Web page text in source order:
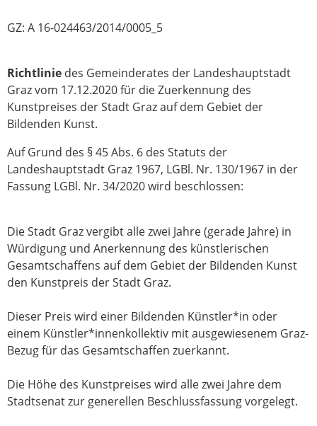
GZ: A 16-024463/2014/0005_5
Richtlinie des Gemeinderates der Landeshauptstadt
Graz vom 17.12.2020 für die Zuerkennung des
Kunstpreises der Stadt Graz auf dem Gebiet der
Bildenden Kunst.
Auf Grund des § 45 Abs. 6 des Statuts der
Landeshauptstadt Graz 1967, LGBl. Nr. 130/1967 in der
Fassung LGBl. Nr. 34/2020 wird beschlossen:
Die Stadt Graz vergibt alle zwei Jahre (gerade Jahre) in
Würdigung und Anerkennung des künstlerischen
Gesamtschaffens auf dem Gebiet der Bildenden Kunst
den Kunstpreis der Stadt Graz.
Dieser Preis wird einer Bildenden Künstler*in oder
einem Künstler*innenkollektiv mit ausgewiesenem Graz-
Bezug für das Gesamtschaffen zuerkannt.
Die Höhe des Kunstpreises wird alle zwei Jahre dem
Stadtsenat zur generellen Beschlussfassung vorgelegt.